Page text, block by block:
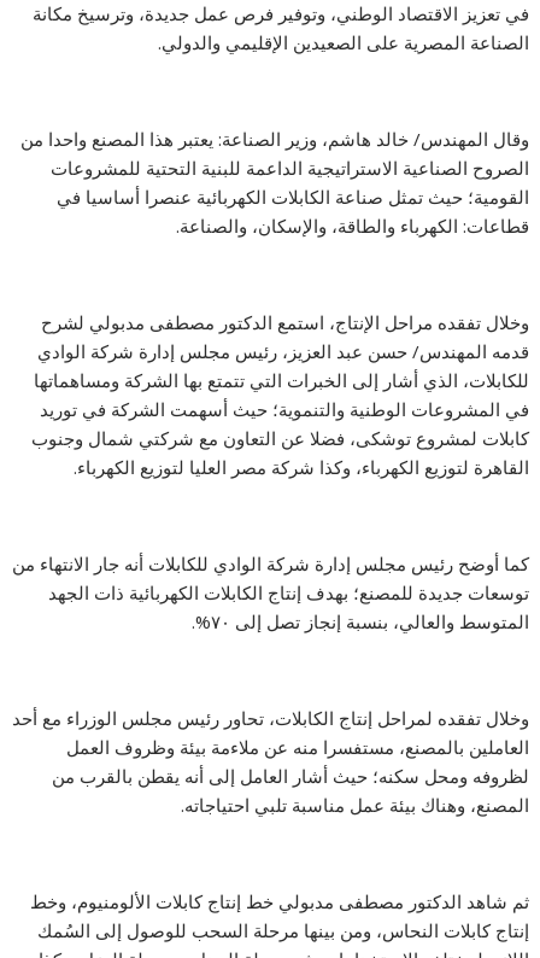
في تعزيز الاقتصاد الوطني، وتوفير فرص عمل جديدة، وترسيخ مكانة
الصناعة المصرية على الصعيدين الإقليمي والدولي.
وقال المهندس/ خالد هاشم، وزير الصناعة: يعتبر هذا المصنع واحدا من
الصروح الصناعية الاستراتيجية الداعمة للبنية التحتية للمشروعات
القومية؛ حيث تمثل صناعة الكابلات الكهربائية عنصرا أساسيا في
قطاعات: الكهرباء والطاقة، والإسكان، والصناعة.
وخلال تفقده مراحل الإنتاج، استمع الدكتور مصطفى مدبولي لشرح
قدمه المهندس/ حسن عبد العزيز، رئيس مجلس إدارة شركة الوادي
للكابلات، الذي أشار إلى الخبرات التي تتمتع بها الشركة ومساهماتها
في المشروعات الوطنية والتنموية؛ حيث أسهمت الشركة في توريد
كابلات لمشروع توشكى، فضلا عن التعاون مع شركتي شمال وجنوب
القاهرة لتوزيع الكهرباء، وكذا شركة مصر العليا لتوزيع الكهرباء.
كما أوضح رئيس مجلس إدارة شركة الوادي للكابلات أنه جار الانتهاء من
توسعات جديدة للمصنع؛ بهدف إنتاج الكابلات الكهربائية ذات الجهد
المتوسط والعالي، بنسبة إنجاز تصل إلى ٧٠%.
وخلال تفقده لمراحل إنتاج الكابلات، تحاور رئيس مجلس الوزراء مع أحد
العاملين بالمصنع، مستفسرا منه عن ملاءمة بيئة وظروف العمل
لظروفه ومحل سكنه؛ حيث أشار العامل إلى أنه يقطن بالقرب من
المصنع، وهناك بيئة عمل مناسبة تلبي احتياجاته.
ثم شاهد الدكتور مصطفى مدبولي خط إنتاج كابلات الألومنيوم، وخط
إنتاج كابلات النحاس، ومن بينها مرحلة السحب للوصول إلى السُمك